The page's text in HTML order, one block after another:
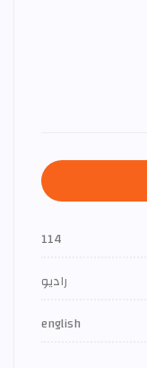
114
راديو
english